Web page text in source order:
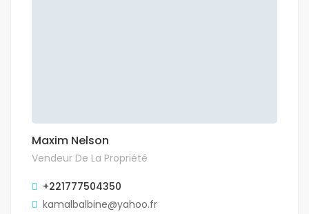
Maxim Nelson
Vendeur De La Propriété
+221777504350
kamalbalbine@yahoo.fr